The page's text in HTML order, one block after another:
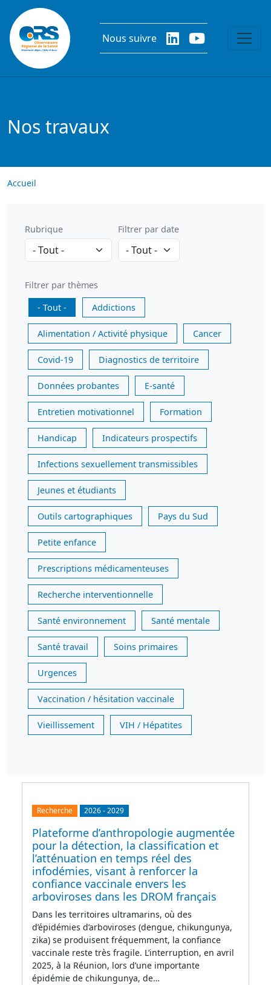
Aller au contenu principal
Nous suivre
Nos travaux
Accueil
Rubrique Filtrer par date
Filtrer par thèmes
- Tout -
Addictions
Alimentation / Activité physique Cancer
Covid-19 Diagnostics de territoire
Données probantes E-santé
Entretien motivationnel Formation
Handicap Indicateurs prospectifs
Infections sexuellement transmissibles
Jeunes et étudiants
Outils cartographiques Pays du Sud
Petite enfance
Prescriptions médicamenteuses
Recherche interventionnelle
Santé environnement Santé mentale
Santé travail Soins primaires
Urgences
Vaccination / hésitation vaccinale
Vieillissement VIH / Hépatites
Recherche 2026-2029
Plateforme d’anthropologie augmentée
pour la détection, la classification et
l’atténuation en temps réel des
infodémies, visant à renforcer la
confiance vaccinale envers les
arboviroses dans les DROM français
Dans les territoires ultramarins, où des
d’épidémies d’arboviroses (dengue, chikungunya,
zika) se produisent fréquemment, la confiance
vaccinale reste très fragile. L’interruption, en avril
2025, à la Réunion, lors d’une importante
épidémie de chikungunya, de…